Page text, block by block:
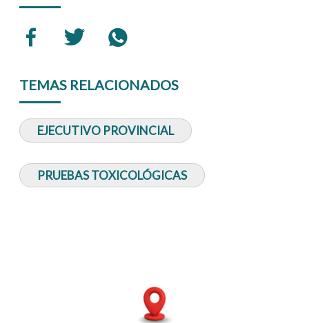
TEMAS RELACIONADOS
EJECUTIVO PROVINCIAL
PRUEBAS TOXICOLÓGICAS